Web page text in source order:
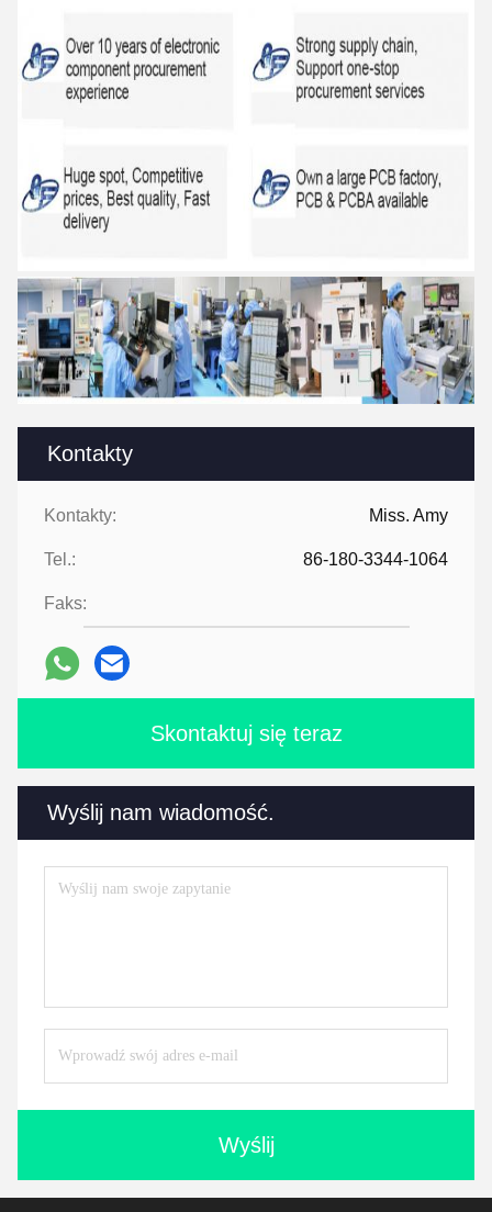
Kontakty
Kontakty: Miss. Amy
Tel.: 86-180-3344-1064
Faks:
Skontaktuj się teraz
Wyślij nam wiadomość.
Wyślij